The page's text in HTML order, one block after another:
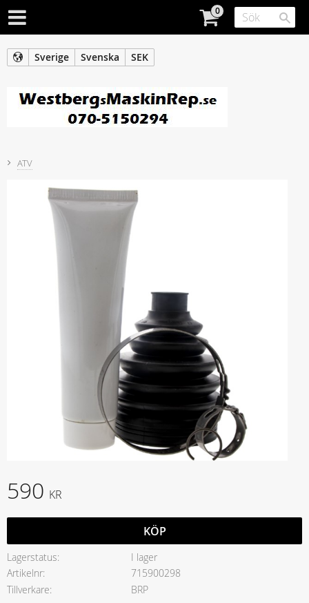
Sverige Svenska SEK
ATV
590 KR
KÖP
Lagerstatus
I lager
Artikelnr
715900298
Tillverkare
BRP